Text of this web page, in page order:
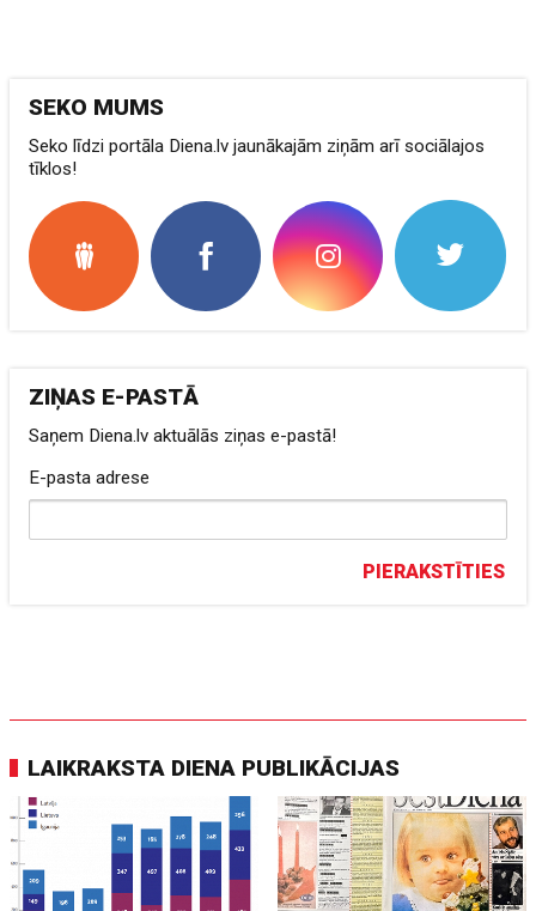
SEKO MUMS
Seko līdzi portāla Diena.lv jaunākajām ziņām arī sociālajos
tīklos!
ZIŅAS E-PASTĀ
Saņem Diena.lv aktuālās ziņas e-pastā!
E-pasta adrese
PIERAKSTĪTIES
LAIKRAKSTA DIENA PUBLIKĀCIJAS